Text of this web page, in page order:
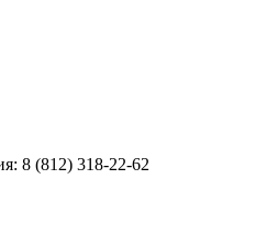
8 (812) 318-22-62